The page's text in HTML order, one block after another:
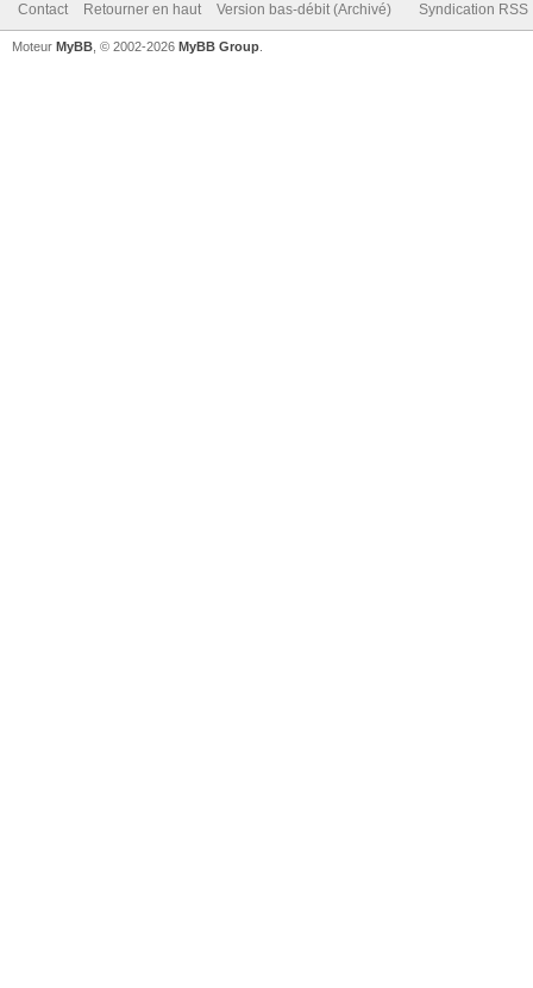
Contact Retourner en haut Version bas-débit (Archivé) Syndication RSS
Moteur MyBB , © 2002-2026 MyBB Group